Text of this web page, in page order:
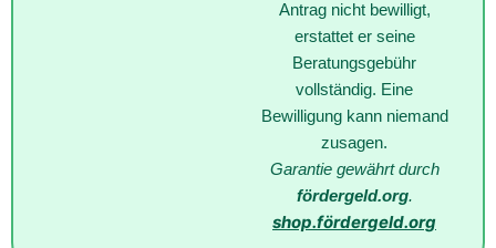
Antrag nicht bewilligt,
erstattet er seine
Beratungsgebühr
vollständig. Eine
Bewilligung kann niemand
zusagen.
Garantie gewährt durch
fördergeld.org.
shop.fördergeld.org